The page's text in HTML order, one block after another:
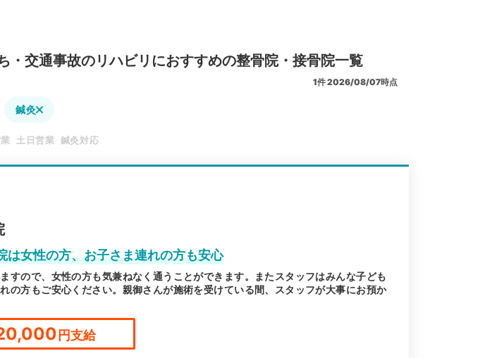
・交通事故のリハビリにおすすめの整骨院・接骨院一覧
1件2026/08/07時点
鍼灸
土日営業 鍼灸対応
は女性の方、お子さま連れの方も安心
すので、女性の方も気兼ねなく通うことができます。またスタッフはみんな子ども
の方もご安心ください。親御さんが施術を受けている間、スタッフが大事にお預か
円支給